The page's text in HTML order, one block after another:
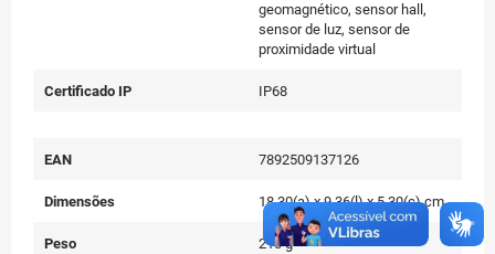
geomagnético, sensor hall,
sensor de luz, sensor de
proximidade virtual
Certificado IP IP68
EAN 7892509137126
Dimensões 18,30(a) x 9,36(l) x 5,30(c) cm
Peso 210 g